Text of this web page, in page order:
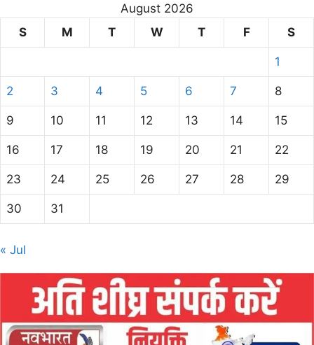
August 2026
S
M T W T F S
1
2 3 4 5 6 7 8
9 10 11 12 13 14 15
16 17 18 19 20 21 22
23 24 25 26 27 28 29
30 31
« Jul